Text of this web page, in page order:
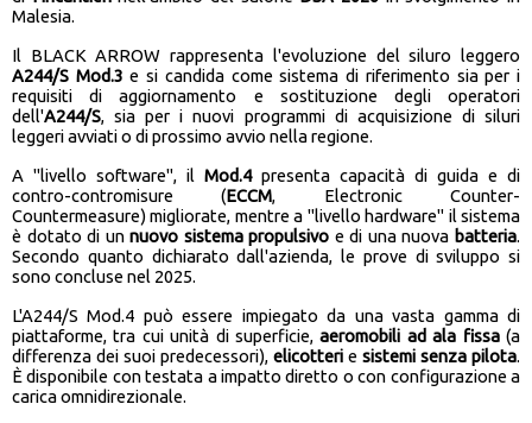
Malesia.
Il BLACK ARROW rappresenta l'evoluzione del siluro leggero
A244/S Mod.3 e si candida come sistema di riferimento sia per i
requisiti di aggiornamento e sostituzione degli operatori
dell'A244/S, sia per i nuovi programmi di acquisizione di siluri
leggeri avviati o di prossimo avvio nella regione.
A "livello software", il Mod.4presenta capacità di guida e di
contro-contromisure (ECCM, Electronic Counter-
Countermeasure) migliorate, mentre a "livello hardware" il sistema
è dotato di unnuovo sistema propulsivo e di una nuova batteria.
Secondo quanto dichiarato dall'azienda, le prove di sviluppo si
sono concluse nel 2025.
L'A244/S Mod.4 può essere impiegato da una vasta gamma di
piattaforme, tra cui unità di superficie,aeromobili ad ala fissa(a
differenza dei suoi predecessori), elicotteri e sistemi senza pilota.
È disponibile con testata a impatto diretto o con configurazione a
carica omnidirezionale.